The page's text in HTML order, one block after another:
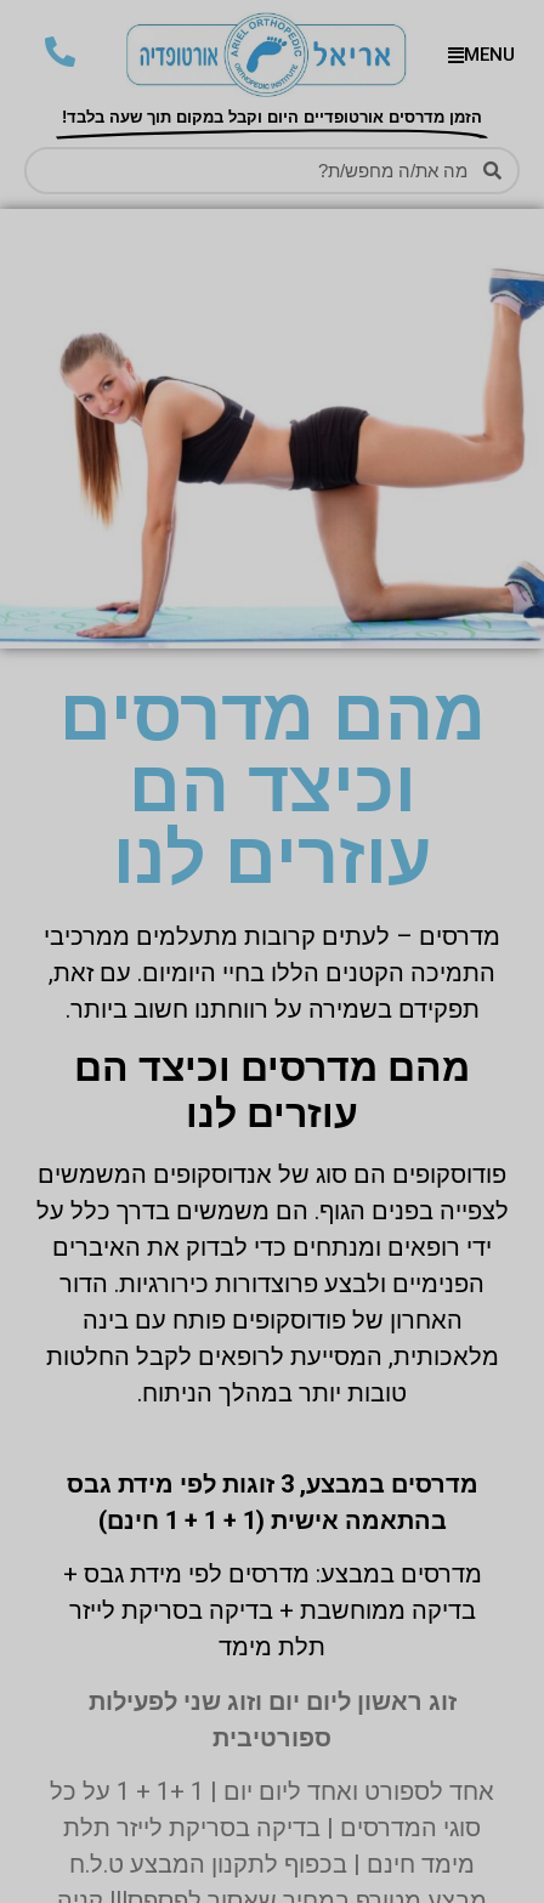
MENU
הזמן מדרסים אורטופדיים היום וקבל במקום תוך שעה בלבד!
מהם מדרסים
וכיצד הם
עוזרים לנו
מדרסים – לעתים קרובות מתעלמים ממרכיבי
התמיכה הקטנים הללו בחיי היומיום. עם זאת,
תפקידם בשמירה על רווחתנו חשוב ביותר.
מהם מדרסים וכיצד הם
עוזרים לנו
פודוסקופים הם סוג של אנדוסקופים המשמשים
לצפייה בפנים הגוף. הם משמשים בדרך כלל על
ידי רופאים ומנתחים כדי לבדוק את האיברים
הפנימיים ולבצע פרוצדורות כירורגיות. הדור
האחרון של פודוסקופים פותח עם בינה
מלאכותית, המסייעת לרופאים לקבל החלטות
טובות יותר במהלך הניתוח.
מדרסים במבצע,
3 זוגות לפי מידת גבס
בהתאמה אישית (1 + 1 + 1 חינם)
מדרסים במבצע: מדרסים לפי מידת גבס +
בדיקה ממוחשבת + בדיקה בסריקת לייזר
תלת מימד
זוג ראשון ליום יום וזוג שני לפעילות
ספורטיבית
אחד לספורט ואחד ליום יום | 1 +1 + 1 על כל
סוגי המדרסים | בדיקה בסריקת לייזר תלת
מימד חינם | בכפוף לתקנון המבצע ט.ל.ח